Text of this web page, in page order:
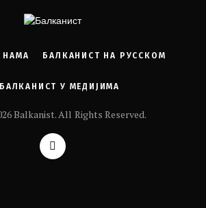
НАМА БАЛКАНИСТ НА РУССКОМ
БАЛКАНИСТ У МЕДИЈИМА
Balkanist. All Rights Reserved.